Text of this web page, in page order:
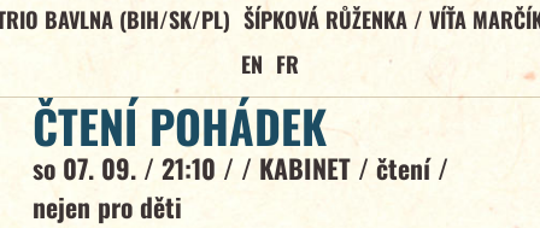
BAVLNA (BIH/SK/PL) ŠÍPKOVÁ RŮŽENKA / VÍŤA
EN FR
ČTENÍ POHÁDEK
so 07. 09. / 21:10 / / KABINET / čtení/
nejen pro děti